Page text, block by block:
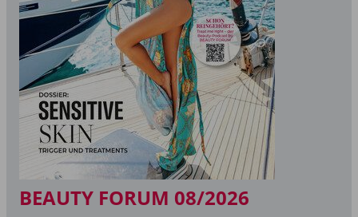
BEAUTY FORUM 08/2026